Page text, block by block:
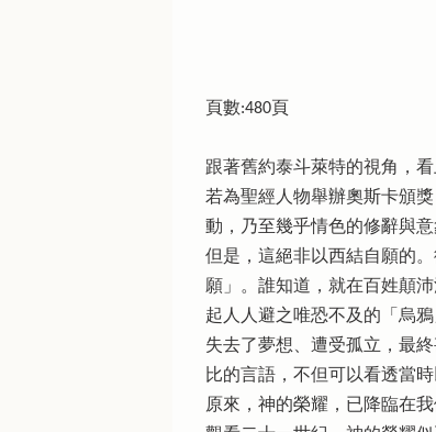
頁數:480頁
跟著舊約泰斗萊特的視角，
若為聖經人物舉辦奧斯卡頒
動，乃至幾乎情色的修辭與
但是，這絕非以西結自願的
願」。誰知道，就在百姓顛
起人人避之唯恐不及的「烏
失去了夢想、遭受孤立，最
比的言語，不但可以看透當
原來，神的榮耀，已降臨在我